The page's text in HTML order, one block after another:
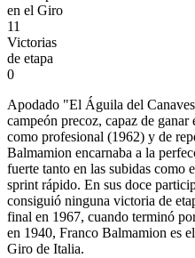
en el Giro
11
Victorias
de etapa
0
Apodado "El Águila del
campeón precoz, capaz de
como profesional (1962) y de
Balmamion encarnaba a la
fuerte tanto en las subidas como
sprint rápido. En sus doce
consiguió ninguna victoria de
final en 1967, cuando terminó
en 1940, Franco Balmamion es
Giro de Italia.